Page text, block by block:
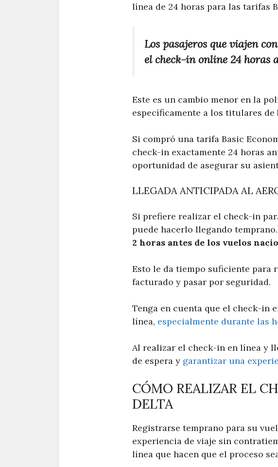
línea de 24 horas para las tarifas
Los pasajeros que viajen
el check-in online 24 horas
Este es un cambio menor en la
específicamente a los titulares de
Si compró una tarifa Basic
check-in exactamente 24 horas
oportunidad de asegurar su
LLEGADA ANTICIPADA AL
Si prefiere realizar el check-in
puede hacerlo llegando temprano.
2 horas antes de los vuelos
Esto le da tiempo suficiente para
facturado y pasar por seguridad.
Tenga en cuenta que el check-in
línea, especialmente durante las
Al realizar el check-in en línea y
de espera y garantizar una
CÓMO REALIZAR EL
DELTA
Registrarse temprano para su
experiencia de viaje sin
línea que hacen que el proceso